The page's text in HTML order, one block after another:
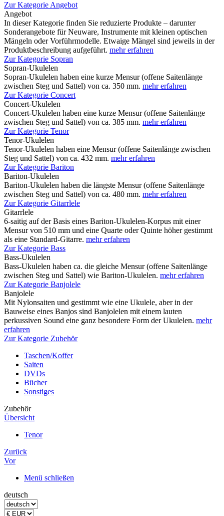
Zur Kategorie Angebot
Angebot
In dieser Kategorie finden Sie reduzierte Produkte – darunter
Sonderangebote für Neuware, Instrumente mit kleinen optischen
Mängeln oder Vorführmodelle. Etwaige Mängel sind jeweils in der
Produktbeschreibung aufgeführt. mehr erfahren
Zur Kategorie Sopran
Sopran-Ukulelen
Sopran-Ukulelen haben eine kurze Mensur (offene Saitenlänge
zwischen Steg und Sattel) von ca. 350 mm. mehr erfahren
Zur Kategorie Concert
Concert-Ukulelen
Concert-Ukulelen haben eine kurze Mensur (offene Saitenlänge
zwischen Steg und Sattel) von ca. 385 mm. mehr erfahren
Zur Kategorie Tenor
Tenor-Ukulelen
Tenor-Ukulelen haben eine Mensur (offene Saitenlänge zwischen
Steg und Sattel) von ca. 432 mm. mehr erfahren
Zur Kategorie Bariton
Bariton-Ukulelen
Bariton-Ukulelen haben die längste Mensur (offene Saitenlänge
zwischen Steg und Sattel) von ca. 480 mm. mehr erfahren
Zur Kategorie Gitarrlele
Gitarrlele
6-saitig auf der Basis eines Bariton-Ukulelen-Korpus mit einer
Mensur von 510 mm und eine Quarte oder Quinte höher gestimmt
als eine Standard-Gitarre. mehr erfahren
Zur Kategorie Bass
Bass-Ukulelen
Bass-Ukulelen haben ca. die gleiche Mensur (offene Saitenlänge
zwischen Steg und Sattel) wie Bariton-Ukulelen. mehr erfahren
Zur Kategorie Banjolele
Banjolele
Mit Nylonsaiten und gestimmt wie eine Ukulele, aber in der
Bauweise eines Banjos sind Banjolelen mit einem lauten
perkussiven Sound eine ganz besondere Form der Ukulelen. mehr
erfahren
Zur Kategorie Zubehör
Taschen/Koffer
Saiten
DVDs
Bücher
Sonstiges
Zubehör
Übersicht
Tenor
Zurück
Vor
Menü schließen
deutsch